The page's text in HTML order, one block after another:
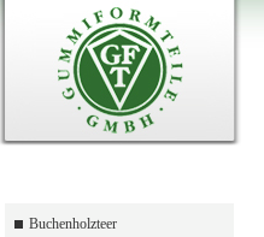
Buchenholzteer